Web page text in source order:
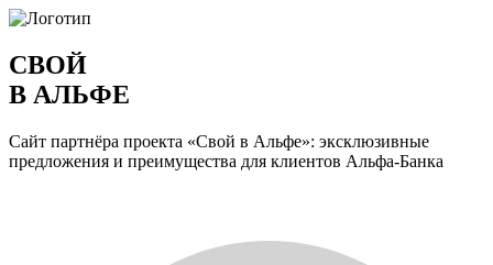
СВОЙ
В АЛЬФЕ
Сайт партнёра проекта «Свой в Альфе»: эксклюзивные
предложения и преимущества для клиентов Альфа-Банка